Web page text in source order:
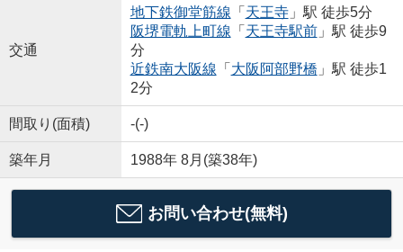
交通
地下鉄御堂筋線 「 天王寺」駅 徒歩5分
阪堺電軌上町線 「 天王寺駅前」駅 徒歩9
分
近鉄南大阪線 「 大阪阿部野橋 」駅 徒歩1
2分
間取り(面積) -(-)
築年月 1988年 8月(築38年)
お問い合わせ(無料)